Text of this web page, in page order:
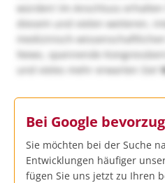
würden! Im Anschluss
diesem und vielen weiteren,
medizinisch-
News, spannende
und vieles mehr erwarten Sie!
Bei Google
Sie möchten bei der Suche
Entwicklungen häufiger
fügen Sie uns jetzt zu Ihren